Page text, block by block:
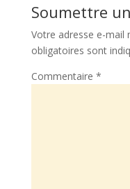
Soumettre
Votre adresse e-mail
obligatoires sont
Commentaire *